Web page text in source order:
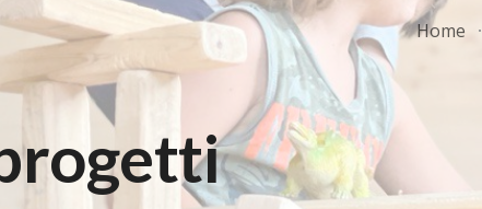
Skip to navigation Home